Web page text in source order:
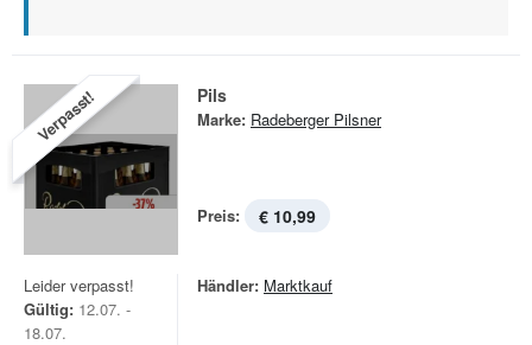
Verpasst! Pils
Marke: Radeberger Pilsner
Preis: € 10,99
Leider verpasst!
Gültig: 12.07. -
18.07.
Händler: Marktkauf